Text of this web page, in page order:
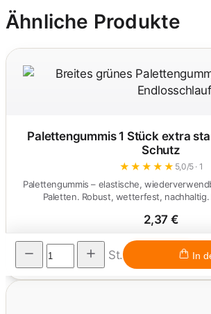
Ähnliche Produkte
Palettengummis 1 Stück extra
Schutz
★ ★ ★ ★ ★ 5,0/5 · 1
Palettengummis – elastische,
Paletten. Robust, wetterfest,
2,37 €
St. In